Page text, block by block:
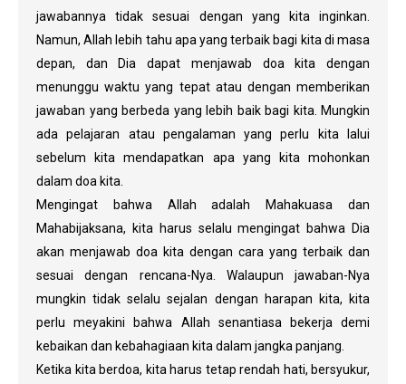
jawabannya tidak sesuai dengan yang kita inginkan.
Namun, Allah lebih tahu apa yang terbaik bagi kita di masa
depan, dan Dia dapat menjawab doa kita dengan
menunggu waktu yang tepat atau dengan memberikan
jawaban yang berbeda yang lebih baik bagi kita. Mungkin
ada pelajaran atau pengalaman yang perlu kita lalui
sebelum kita mendapatkan apa yang kita mohonkan
dalam doa kita.
Mengingat bahwa Allah adalah Mahakuasa dan
Mahabijaksana, kita harus selalu mengingat bahwa Dia
akan menjawab doa kita dengan cara yang terbaik dan
sesuai dengan rencana-Nya. Walaupun jawaban-Nya
mungkin tidak selalu sejalan dengan harapan kita, kita
perlu meyakini bahwa Allah senantiasa bekerja demi
kebaikan dan kebahagiaan kita dalam jangka panjang.
Ketika kita berdoa, kita harus tetap rendah hati, bersyukur,